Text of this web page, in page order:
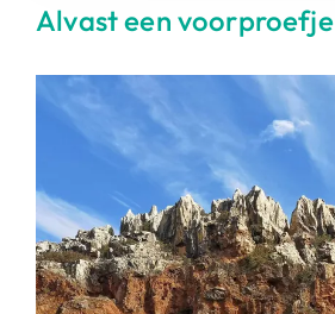
Alvast een voorproefje